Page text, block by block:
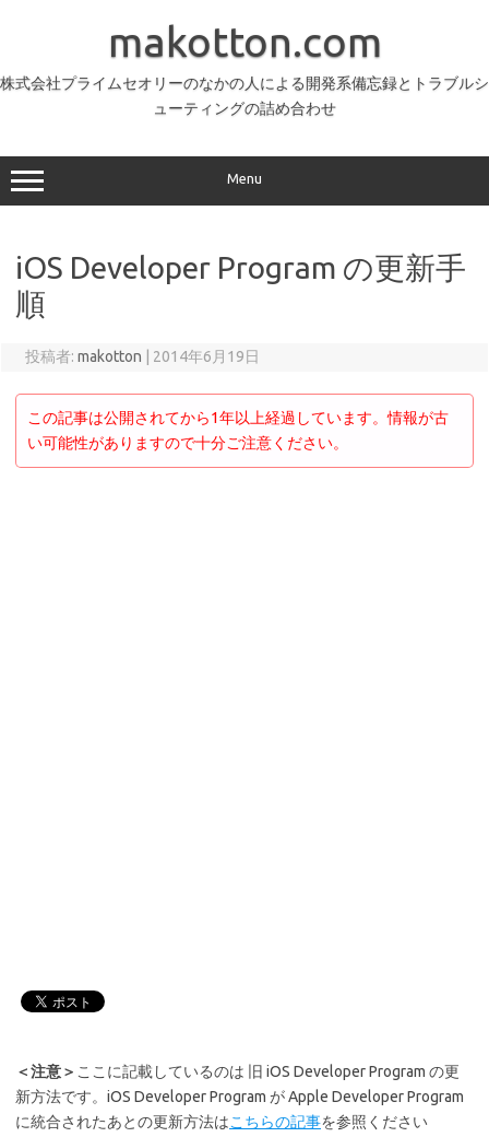
へ
makotton.com
株式会社プライムセオリーのなかの人による開発系備忘録とトラブルシ
ューティングの詰め合わせ
Menu
iOS Developer Program の更新手
順
投稿者: makotton 2014年6月19日
この記事は公開されてから1年以上経過しています。情報が古
い可能性がありますので十分ご注意ください。
＜注意＞ ここに記載しているのは 旧 iOS Developer Program の更
新方法です。iOS Developer Program が Apple Developer Program
に統合されたあとの更新方法はこちらの記事を参照ください